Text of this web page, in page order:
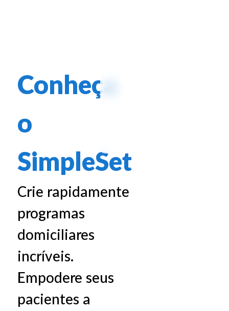
Conheça
o
SimpleSet
Crie rapidamente
programas
domiciliares
incríveis.
Empodere seus
pacientes a